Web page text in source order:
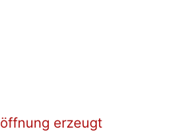
erzeugt